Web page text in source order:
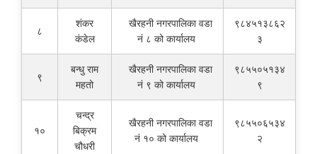
८
शंकर
कंडेल
खैरहनी नगरपालिका वडा
नं ८ को कार्यालय
९८४५१३८६२
३
९
बन्धु राम
महतो
खैरहनी नगरपालिका वडा
नं ९ को कार्यालय
९८५५०५१३४
९
१०
चन्द्र
बिक्रम
चौधरी
खैरहनी नगरपालिका वडा
नं १० को कार्यालय
९८५५०६५३४
२